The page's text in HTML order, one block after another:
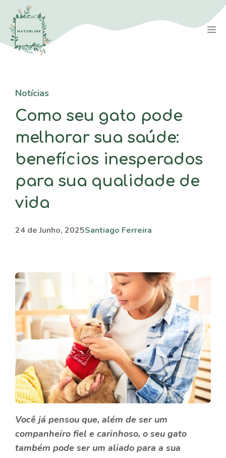
Saltar
para
conteúdo
Notícias
Como seu gato pode
melhorar sua saúde:
benefícios inesperados
para sua qualidade de
vida
24 de Junho, 2025Santiago Ferreira
Você já pensou que, além de ser um
companheiro fiel e carinhoso, o seu gato
também pode ser um aliado para a sua